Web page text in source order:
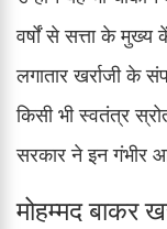
वर्षों से सत्ता के
लगातार खर्राजी के
किसी भी स्वतंत्र
सरकार ने इन गंभीर
मोहम्मद बाकर